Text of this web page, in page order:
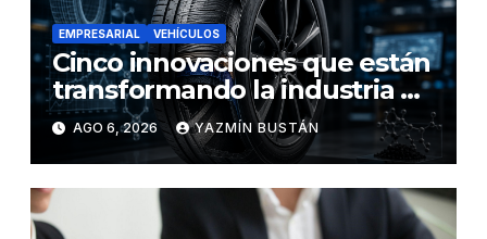
EMPRESARIAL VEHÍCULOS
Cinco innovaciones que están
transformando la industria de
los neumáticos y redefinen el
futuro de la movilidad
AGO 6, 2026 YAZMÍN BUSTÁN